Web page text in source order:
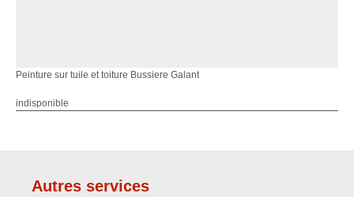
Peinture sur tuile et toiture Bussiere Galant
indisponible
Autres services